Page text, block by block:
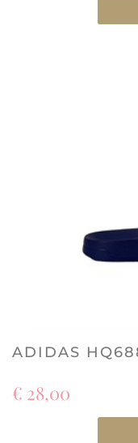
ADIDAS
€ 28,00